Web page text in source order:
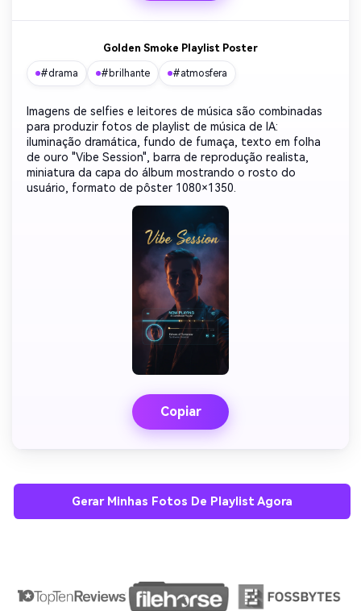
Golden Smoke Playlist Poster
#drama #brilhante #atmosfera
Imagens de selfies e leitores de música são combinadas
para produzir fotos de playlist de música de IA:
iluminação dramática, fundo de fumaça, texto em folha
de ouro "Vibe Session", barra de reprodução realista,
miniatura da capa do álbum mostrando o rosto do
usuário, formato de pôster 1080×1350.
Copiar
Gerar Minhas Fotos De Playlist Agora
Crie imagens com
100% grátis!
Comece Grátis →